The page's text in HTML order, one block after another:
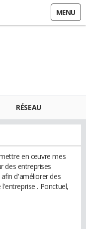
MENU
RÉSEAU
en œuvre mes
des entreprises
d'améliorer des
. Ponctuel,